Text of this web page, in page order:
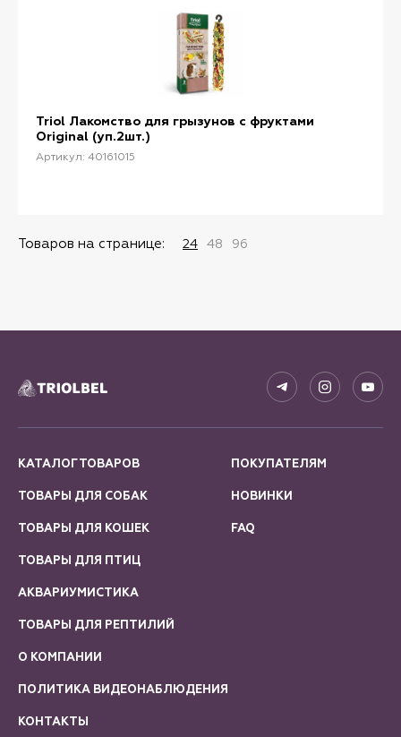
Triol Лакомство для грызунов с фруктами
Original (уп.2шт.)
Артикул: 40161015
Товаров на странице: 24 48 96
КАТАЛОГ ТОВАРОВ
ТОВАРЫ ДЛЯ СОБАК
ТОВАРЫ ДЛЯ КОШЕК
ТОВАРЫ ДЛЯ ПТИЦ
АКВАРИУМИСТИКА
ТОВАРЫ ДЛЯ РЕПТИЛИЙ
ПОКУПАТЕЛЯМ
НОВИНКИ
FAQ
О КОМПАНИИ
ПОЛИТИКА ВИДЕОНАБЛЮДЕНИЯ
КОНТАКТЫ